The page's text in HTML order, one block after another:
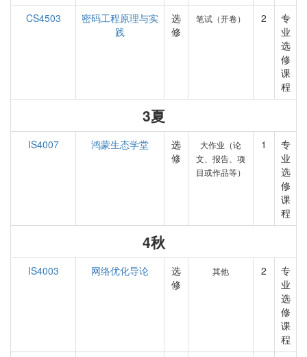
CS4503
密码工程原理与实
践
选
修
笔试（开卷） 2
专
业
选
修
课
程
3夏
IS4007 鸿蒙生态学堂
选
修
大作业（论
文、报告、项
目或作品等）
1
专
业
选
修
课
程
4秋
IS4003 网络优化导论
选
修
其他 2
专
业
选
修
课
程